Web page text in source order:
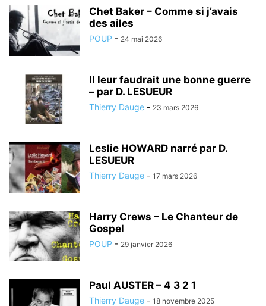
Chet Baker – Comme si j’avais
des ailes
POUP - 24 mai 2026
Il leur faudrait une bonne guerre
– par D. LESUEUR
Thierry Dauge - 23 mars 2026
Leslie HOWARD narré par D.
LESUEUR
Thierry Dauge - 17 mars 2026
Harry Crews – Le Chanteur de
Gospel
POUP - 29 janvier 2026
Paul AUSTER – 4 3 2 1
Thierry Dauge - 18 novembre 2025